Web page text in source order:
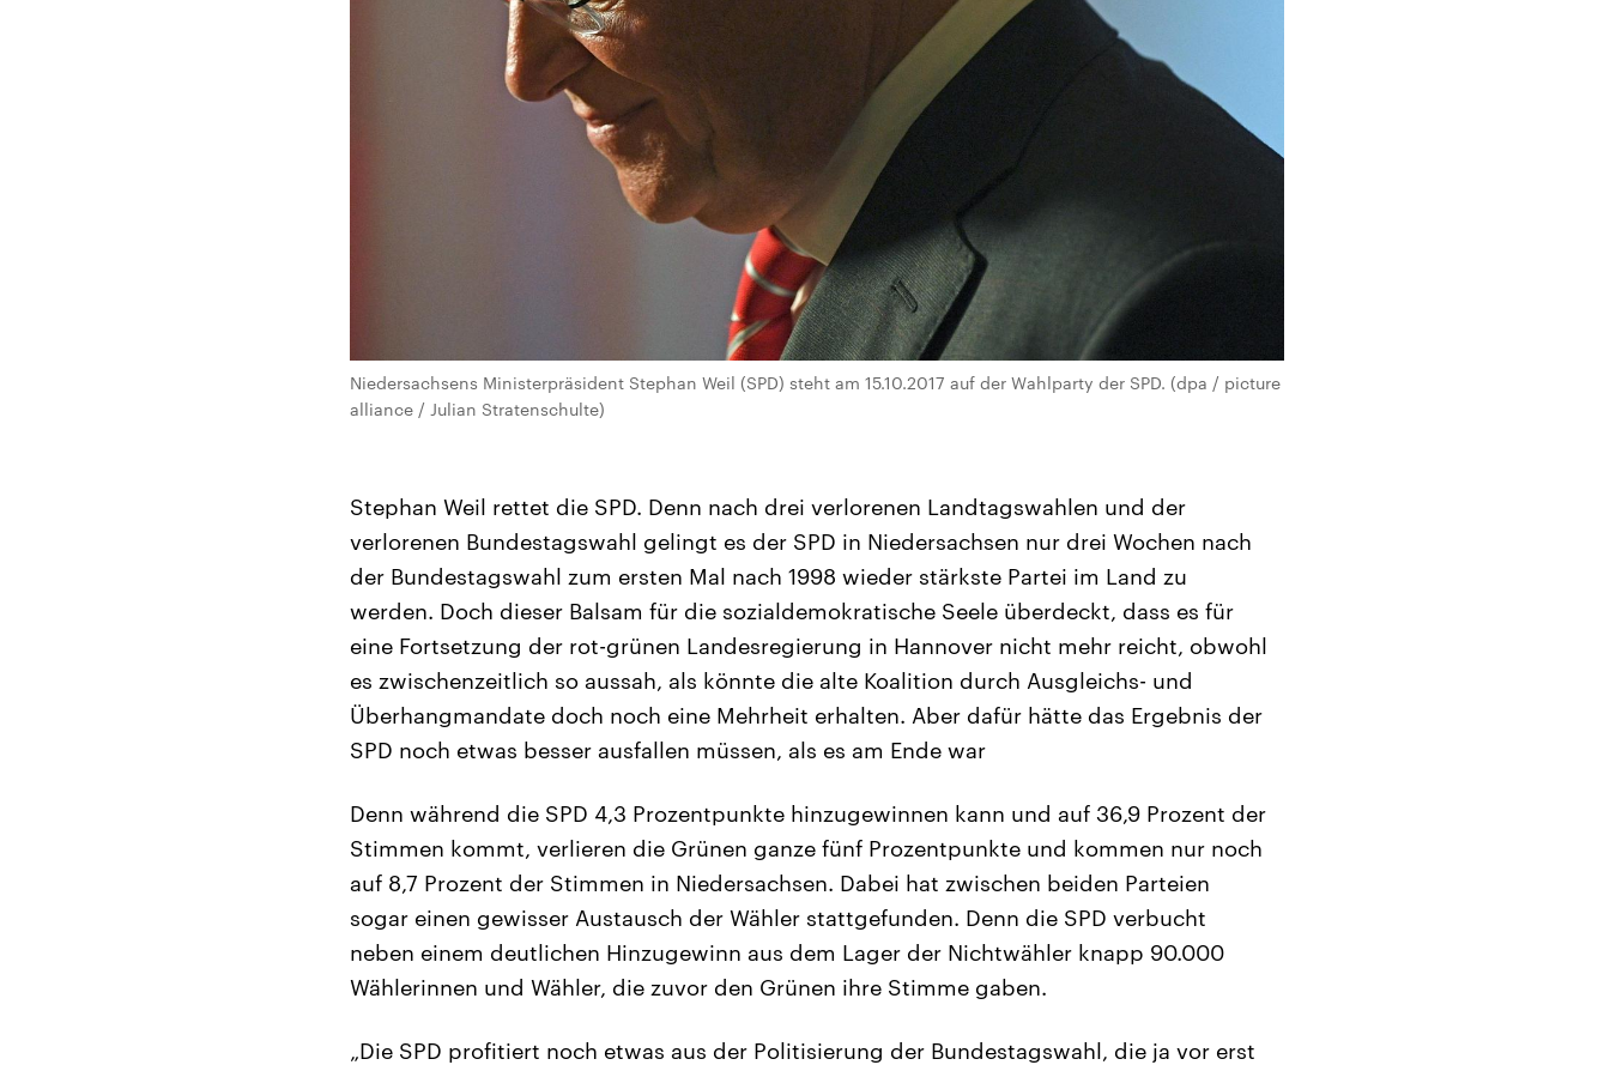
Niedersachsens Ministerpräsident Stephan Weil (SPD) steht am 15.10.2017 auf der Wahlparty der SPD. (dpa / picture
alliance / Julian Stratenschulte)
Stephan Weil rettet die SPD. Denn nach drei verlorenen Landtagswahlen und der
verlorenen Bundestagswahl gelingt es der SPD in Niedersachsen nur drei Wochen nach
der Bundestagswahl zum ersten Mal nach 1998 wieder stärkste Partei im Land zu
werden. Doch dieser Balsam für die sozialdemokratische Seele überdeckt, dass es für
eine Fortsetzung der rot-grünen Landesregierung in Hannover nicht mehr reicht, obwohl
es zwischenzeitlich so aussah, als könnte die alte Koalition durch Ausgleichs- und
Überhangmandate doch noch eine Mehrheit erhalten. Aber dafür hätte das Ergebnis der
SPD noch etwas besser ausfallen müssen, als es am Ende war
Denn während die SPD 4,3 Prozentpunkte hinzugewinnen kann und auf 36,9 Prozent der
Stimmen kommt, verlieren die Grünen ganze fünf Prozentpunkte und kommen nur noch
auf 8,7 Prozent der Stimmen in Niedersachsen. Dabei hat zwischen beiden Parteien
sogar einen gewisser Austausch der Wähler stattgefunden. Denn die SPD verbucht
neben einem deutlichen Hinzugewinn aus dem Lager der Nichtwähler knapp 90.000
Wählerinnen und Wähler, die zuvor den Grünen ihre Stimme gaben.
„Die SPD profitiert noch etwas aus der Politisierung der Bundestagswahl, die ja vor erst